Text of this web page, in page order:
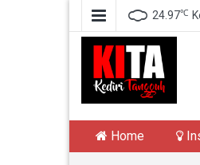
24.97℃
Kediri
Home